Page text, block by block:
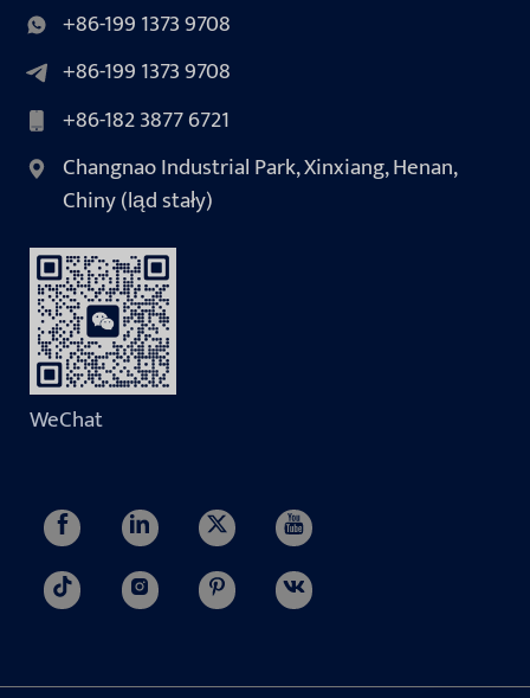
+86-199 1373 9708
+86-199 1373 9708
+86-182 3877 6721
Changnao Industrial Park, Xinxiang, Henan,
Chiny (ląd stały)
WeChat